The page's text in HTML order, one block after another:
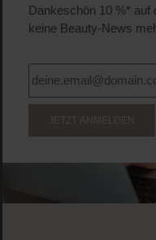
Dankeschön 10 %* auf
keine Beauty-News
JETZT ANMELDEN